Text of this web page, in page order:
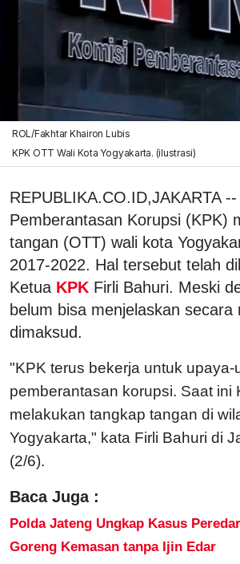
ROL/Fakhtar Khairon Lubis
KPK OTT Wali Kota Yogyakarta. (ilustrasi)
REPUBLIKA.CO.ID,JAKARTA
Pemberantasan Korupsi (KPK)
tangan (OTT) wali kota
2017-2022. Hal tersebut telah
Ketua KPK Firli Bahuri. Meski
belum bisa menjelaskan secara
dimaksud.
"KPK terus bekerja untuk upaya-
pemberantasan korupsi. Saat ini
melakukan tangkap tangan di
Yogyakarta," kata Firli Bahuri di
(2/6).
Baca Juga :
Polda Jateng Ungkap Kasus
Goreng Kemasan tanpa Ijin Edar